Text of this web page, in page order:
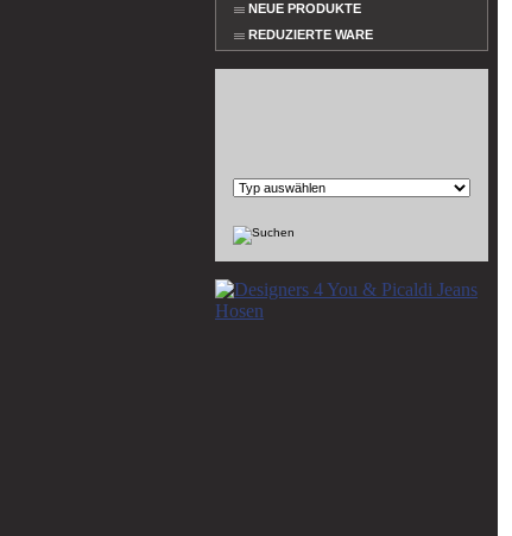
NEUE PRODUKTE
REDUZIERTE WARE